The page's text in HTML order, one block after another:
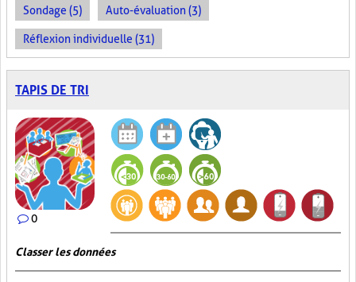
Sondage (5) Auto-évaluation (3)
Réflexion individuelle (31)
TAPIS DE TRI
0
Classer les données